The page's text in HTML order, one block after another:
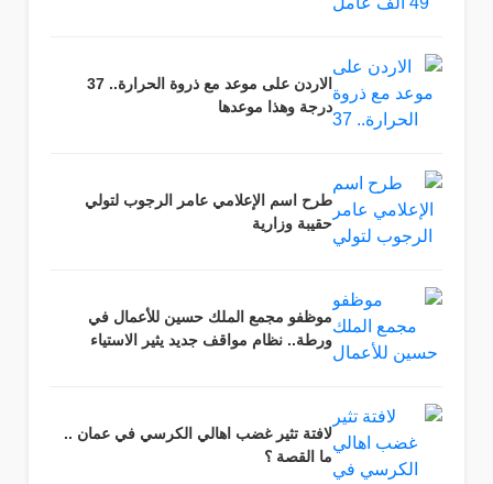
الاردن على موعد مع ذروة الحرارة.. 37
درجة وهذا موعدها
طرح اسم الإعلامي عامر الرجوب لتولي
حقيبة وزارية
موظفو مجمع الملك حسين للأعمال في
ورطة.. نظام مواقف جديد يثير الاستياء
لافتة تثير غضب اهالي الكرسي في عمان ..
ما القصة ؟